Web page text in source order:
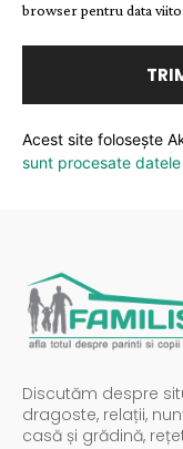
browser pentru data
Acest site folosește
sunt procesate
Discutăm despre
dragoste, relații,
casă și grădină,